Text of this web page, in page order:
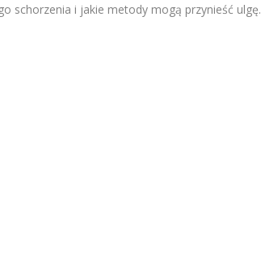
schorzenia i jakie metody mogą przynieść ulgę.